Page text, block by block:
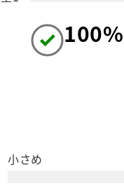
100%
小さめ